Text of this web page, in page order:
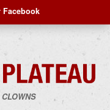
Facebook